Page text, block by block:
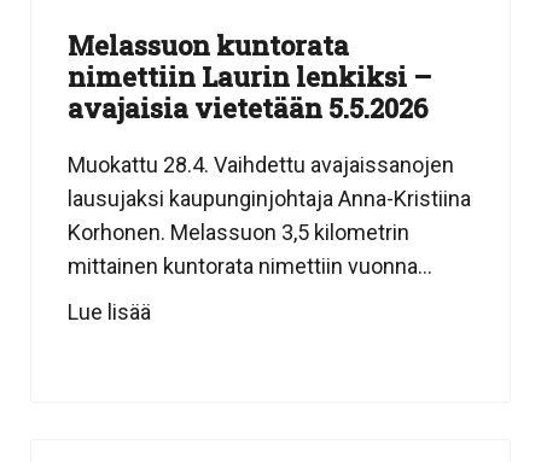
Melassuon kuntorata
nimettiin Laurin lenkiksi –
avajaisia vietetään 5.5.2026
Muokattu 28.4. Vaihdettu avajaissanojen
lausujaksi kaupunginjohtaja Anna-Kristiina
Korhonen. Melassuon 3,5 kilometrin
mittainen kuntorata nimettiin vuonna...
Lue lisää